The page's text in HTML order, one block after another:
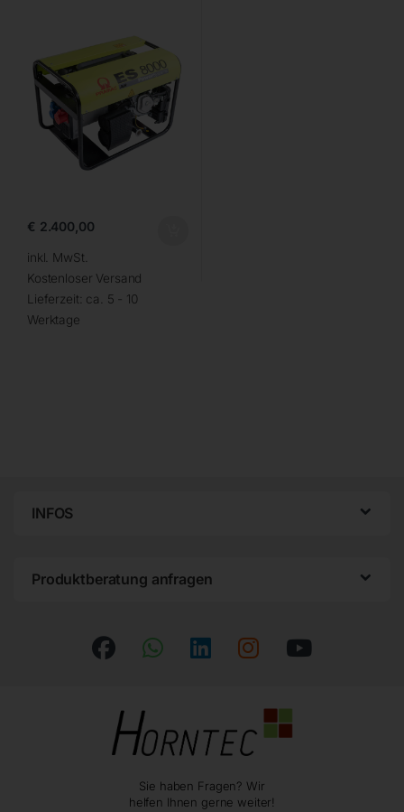
€ 2.400,00
inkl. MwSt.
Kostenloser Versand
Lieferzeit: ca. 5 - 10
Werktage
INFOS
Produktberatung anfragen
Sie haben Fragen? Wir
helfen Ihnen gerne weiter!